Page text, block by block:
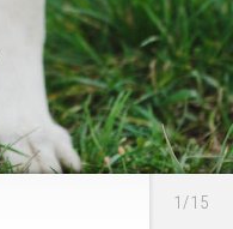
1/15